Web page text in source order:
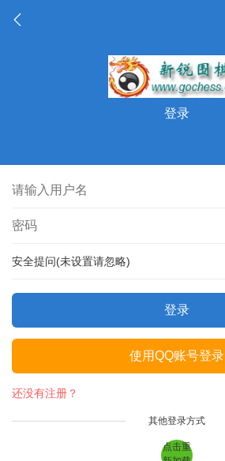
登录
安全提问(未设置请忽略)
登录
使用QQ账号登录
还没有注册？
其他登录方式
点击重